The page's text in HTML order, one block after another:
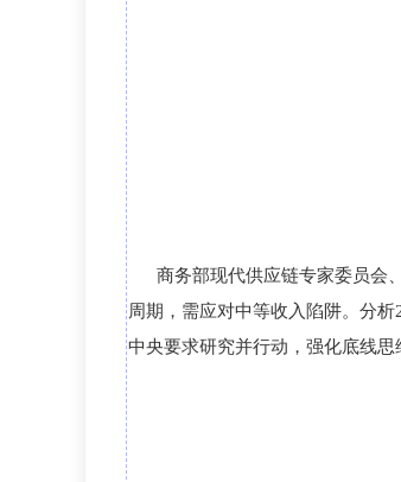
商务部现代供应链专家委员会
周期，需应对中等收入陷阱。分
中央要求研究并行动，强化底线思